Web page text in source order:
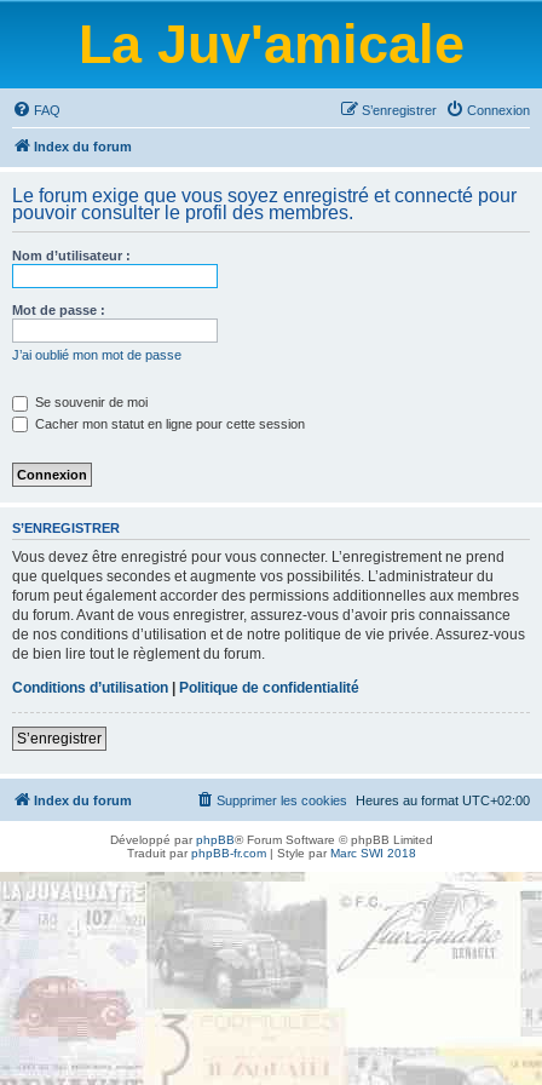
La Juv'amicale
FAQ Connexion
S’enregistrer
Index du forum
Le forum exige que vous soyez enregistré et connecté pour
pouvoir consulter le profil des membres.
Nom d’utilisateur :
Mot de passe :
J’ai oublié mon mot de passe
Se souvenir de moi
Cacher mon statut en ligne pour cette session
S’ENREGISTRER
Vous devez être enregistré pour vous connecter. L’enregistrement ne prend
que quelques secondes et augmente vos possibilités. L’administrateur du
forum peut également accorder des permissions additionnelles aux membres
du forum. Avant de vous enregistrer, assurez-vous d’avoir pris connaissance
de nos conditions d’utilisation et de notre politique de vie privée. Assurez-vous
de bien lire tout le règlement du forum.
Conditions d’utilisation | Politique de confidentialité
S’enregistrer
Index du forum Heures au format UTC+02:00
Supprimer les cookies
Développé parphpBB® Forum Software © phpBB Limited
Traduit parphpBB-fr.com| Style parMarc SWI 2018